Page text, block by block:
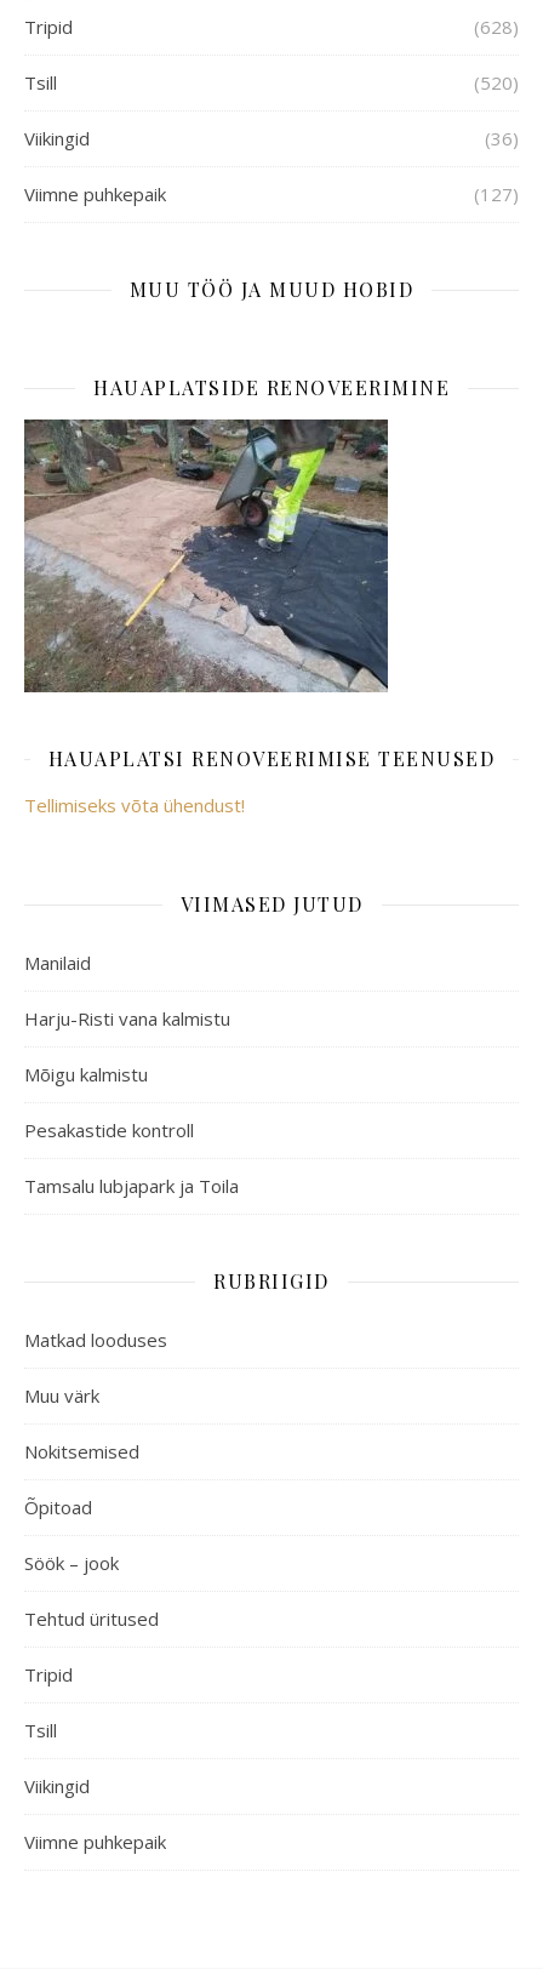
Tripid (628)
Tsill (520)
Viikingid (36)
Viimne puhkepaik (127)
MUU TÖÖ JA MUUD HOBID
HAUAPLATSIDE RENOVEERIMINE
HAUAPLATSI RENOVEERIMISE TEENUSED
Tellimiseks võta ühendust!
VIIMASED JUTUD
Manilaid
Harju-Risti vana kalmistu
Mõigu kalmistu
Pesakastide kontroll
Tamsalu lubjapark ja Toila
RUBRIIGID
Matkad looduses
Muu värk
Nokitsemised
Õpitoad
Söök – jook
Tehtud üritused
Tripid
Tsill
Viikingid
Viimne puhkepaik